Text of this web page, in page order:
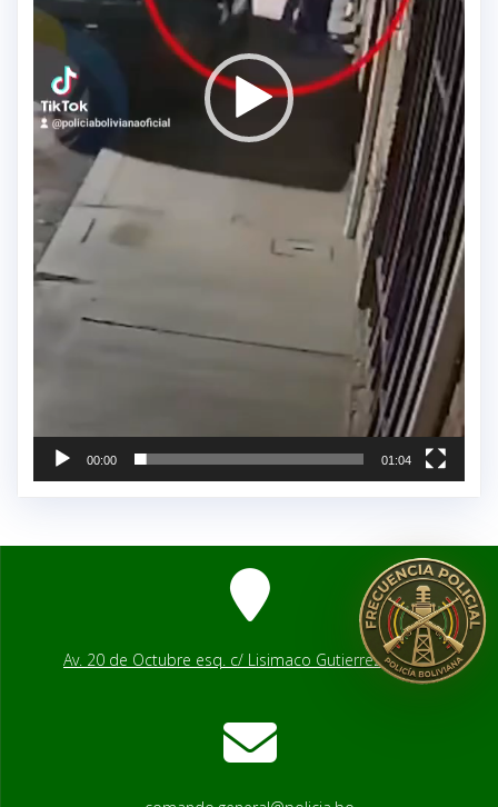
00:00 01:04
Av. 20 de Octubre esq. c/ Lisimaco Gutierrez # 2541